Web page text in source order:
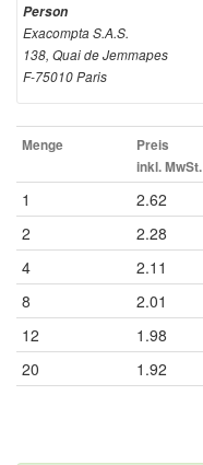
Person
Exacompta S.A.S.
138, Quai de Jemmapes
F-75010 Paris
Menge
Preis
inkl. MwSt.
1 2.62
2 2.28
4 2.11
8 2.01
12 1.98
20 1.92